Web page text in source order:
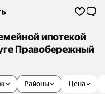
ипотекой
Правобережный
Цена
Районы